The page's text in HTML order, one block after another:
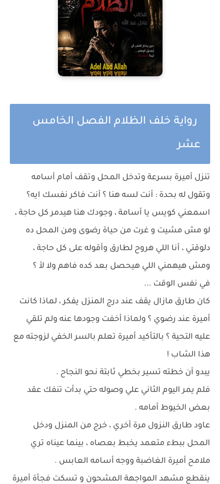
رواية خلف الظلام الفصل الخامس
عشر
تنزل أميرة بسرعة وتدخل المحل وتقف أمام أسامه
وتقول له بحدة : أنت لسه هنا ؟ أنت فاكر نفسك ايه؟
اسمعني كويس يا أسامة ، وجودك هنا هيدمر كل حاجة ،
لو مش مشيت و غرت من حياة رضوى ومن المحل ده
دلوقتي ، أنا اللي هروح لطارق وأقوله على كل حاجة ،
ومش هيهمني اللي هيحصل بعد كده فاهم ولا لأ ؟
في نفس الوقت ...
كان طارق مازال يقف عند درج المنزل يفكر ، لماذا كانت
أميرة عند رضوي ؟ ولماذا أخفت وجودها عنه ولم تلقي
عليه التحية ؟ بالتأكيد أميرة تعلم بالسر الخفي لزوجته مع
هذا الشاب !
يبدو أن خطته تسير بخطي ثابتة نحو النجاح .
فلم يمر اليوم الثاني علي وصوله حتي بدأت تنفك عقد
بعض الخيوط أمامه .
عاود طارق النزول مرة أخري ، خرج من المنزل ودخل
المحل ببطء متعمد يخبط بعصاه ، بينما عيناه تري
ملامح أميرة الغاضبة ووجه أسامه العابس .
ينقطع مشهد المواجهة المشحون و تسكت فجأة أميرة